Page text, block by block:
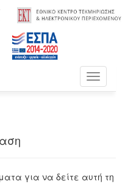
Toggle
για να δείτε αυτή τη